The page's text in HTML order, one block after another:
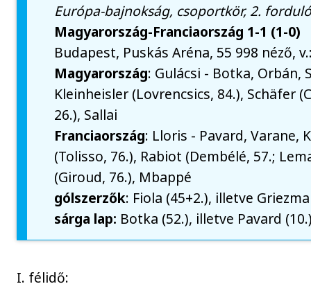
Európa-bajnokság, csoportkör, 2.
Magyarország-Franciaország 1-1 (1-0)
Budapest, Puskás Aréna, 55 998 néző,
Magyarország: Gulácsi - Botka, Orbán,
Kleinheisler (Lovrencsics, 84.), Schäfer
26.), Sallai
Franciaország: Lloris - Pavard, Varane,
(Tolisso, 76.), Rabiot (Dembélé, 57.;
(Giroud, 76.), Mbappé
gólszerzők: Fiola (45+2.), illetve
sárga lap: Botka (52.), illetve Pavard
I. félidő: